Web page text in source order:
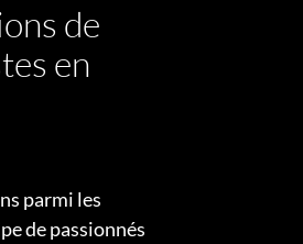
de
en
parmi les
de passionnés